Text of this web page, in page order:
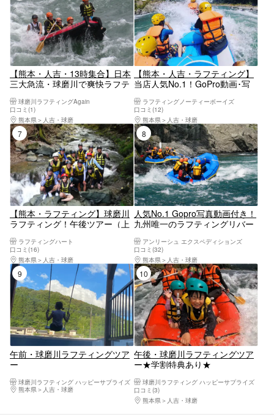
【熊本・人吉・13時集合】日本
三大急流・球磨川で爽快ラフテ
ぶらOK＆写真無料プレゼント
球磨川ラフティングAgain
口コミ(1)
熊本県
人吉・球磨
【熊本・人吉・ラフティング】
当店人気No.1！GoPro動画･写
ス！ラフティングノーティーボーイズ
口コミ(12)
熊本県
人吉・球磨
7位
【熊本・ラフティング】球磨川
ラフティング！午後ツアー（上
（子供料金割引あり）
ラフティングハート
口コミ(16)
熊本県
人吉・球磨
8位
人気No.1 Gopro写真動画付き！
九州唯一のラフティングリバー
本・人吉・ラフティング】
アンリーシュ エクスペディションズ
口コミ(32)
熊本県
人吉・球磨
9位
午前・球磨川ラフティングツア
ー
球磨川ラフティング ハッピーサプライズ
熊本県
人吉・球磨
10位
午後・球磨川ラフティングツア
ー★学割特典あり★
球磨川ラフティング ハッピーサプライズ
口コミ(3)
熊本県
人吉・球磨